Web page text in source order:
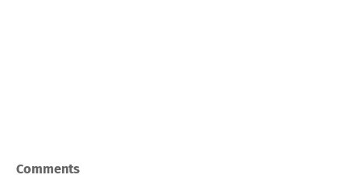
Comments